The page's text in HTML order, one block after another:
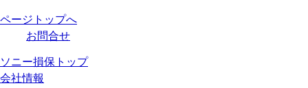
ページトップへ
お問合せ
ソニー損保トップ
会社情報